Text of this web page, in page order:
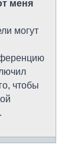
меня
могут
чтобы